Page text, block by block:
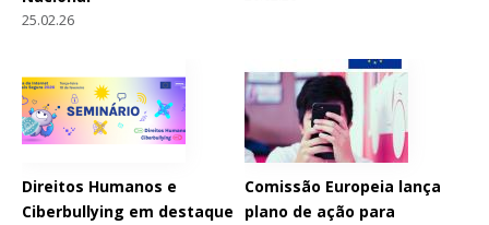
25.02.26
Direitos Humanos e
Ciberbullying em destaque
Comissão Europeia lança
plano de ação para